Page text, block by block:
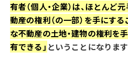
有者（個人・企業）は、ほとんど
動産の権利（の一部）を手にす
な不動産の土地・建物の権利を
有できる」 ということになります